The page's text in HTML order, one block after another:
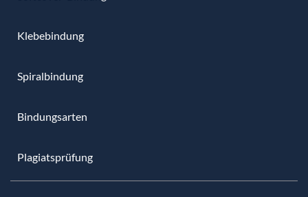
Klebebindung
Spiralbindung
Bindungsarten
Plagiatsprüfung